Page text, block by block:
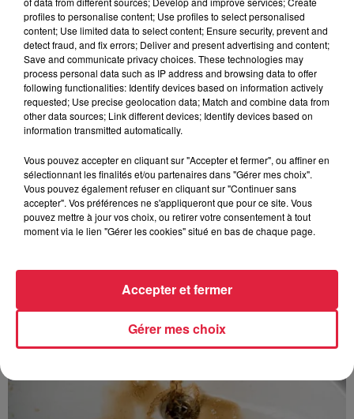
6 août 2026
Au zoo de Mulhouse : rencontre
avec les flamants rouges
À découvrir également
profiles to personalise content; Use profiles to select personalised
content; Use limited data to select content; Ensure security, prevent and
detect fraud, and fix errors; Deliver and present advertising and content;
Save and communicate privacy choices. These technologies may
process personal data such as IP address and browsing data to offer
following functionalities: Identify devices based on information actively
requested; Use precise geolocation data; Match and combine data from
other data sources; Link different devices; Identify devices based on
information transmitted automatically.
Vous pouvez accepter en cliquant sur "Accepter et fermer", ou affiner en
sélectionnant les finalités et/ou partenaires dans "Gérer mes choix".
Vous pouvez également refuser en cliquant sur "Continuer sans
accepter". Vos préférences ne s'appliqueront que pour ce site. Vous
pouvez mettre à jour vos choix, ou retirer votre consentement à tout
moment via le lien "Gérer les cookies" situé en bas de chaque page.
Gérer mes choix
Accepter et fermer